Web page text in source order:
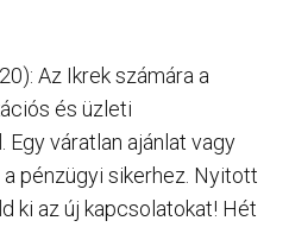
Az Ikrek számára a
és üzleti
Egy váratlan ajánlat vagy
pénzügyi sikerhez. Nyitott
ki az új kapcsolatokat! ​Hét